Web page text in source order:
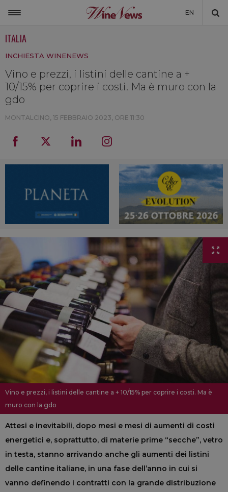
EN
NON SOLO VINO
LA CANTINA DI WINENEWS
DICONO DI NOI
ITALIA
INCHIESTA WINENEWS
Vino e prezzi, i listini delle cantine a +
10/15% per coprire i costi. Ma è muro con la
gdo
MONTALCINO, 15 FEBBRAIO 2023, ORE 11:30
Vino e prezzi, i listini delle cantine a + 10/15% per coprire i costi. Ma è
muro con la gdo
Attesi e inevitabili, dopo mesi e mesi di aumenti di costi
energetici e, soprattutto, di materie prime “secche”, vetro
in testa, stanno arrivando anche gli aumenti dei listini
delle cantine italiane, in una fase dell’anno in cui si
vanno definendo i contratti con la grande distribuzione